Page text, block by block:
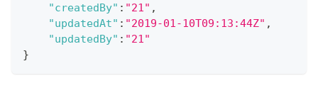
"createdBy" : "21" ,
"updatedAt" : "2019-01-10T09:13:44Z" ,
"updatedBy" : "21"
}